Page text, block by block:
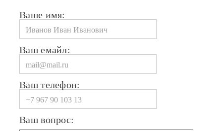
Ваше имя:
Ваш емайл:
Ваш телефон:
Ваш вопрос: